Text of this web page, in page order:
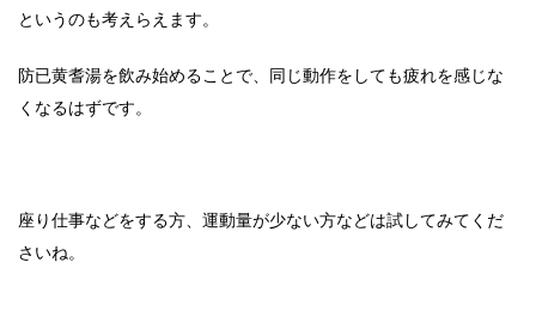
というのも考えらえます。
防已黄耆湯を飲み始めることで、同じ動作をしても疲れを感じな
くなるはずです。
座り仕事などをする方、運動量が少ない方などは試してみてくだ
さいね。